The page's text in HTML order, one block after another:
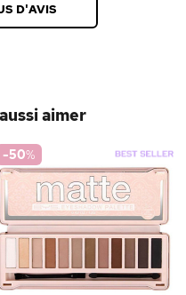
D'AVIS
aimer
-50%